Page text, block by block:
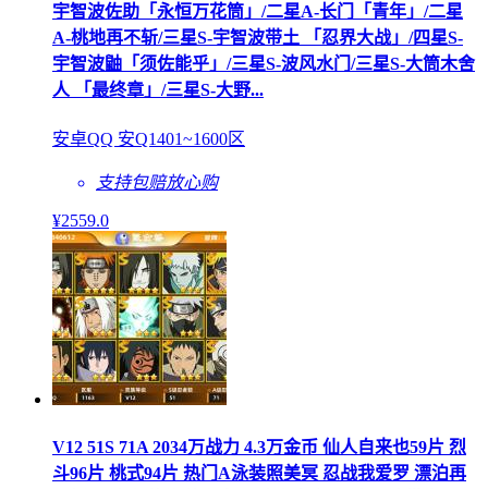
宇智波佐助「永恒万花筒」/二星A-长门「青年」/二星
A-桃地再不斩/三星S-宇智波带土 「忍界大战」/四星S-
宇智波鼬「须佐能乎」/三星S-波风水门/三星S-大筒木舍
人 「最终章」/三星S-大野...
安卓QQ 安Q1401~1600区
支持包赔放心购
¥2559.0
V12 51S 71A 2034万战力 4.3万金币 仙人自来也59片 烈
斗96片 桃式94片 热门A泳装照美冥 忍战我爱罗 漂泊再